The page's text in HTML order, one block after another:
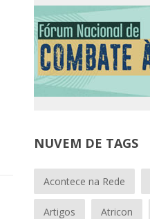
NUVEM DE TAGS
Acontece na Rede
Artigos Atricon